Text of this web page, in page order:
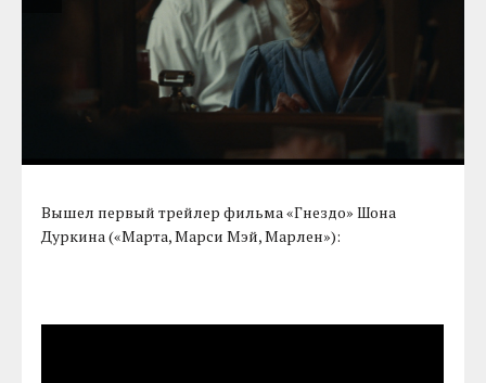
Вышел первый трейлер фильма «Гнездо» Шона
Дуркина («Марта, Марси Мэй, Марлен»):